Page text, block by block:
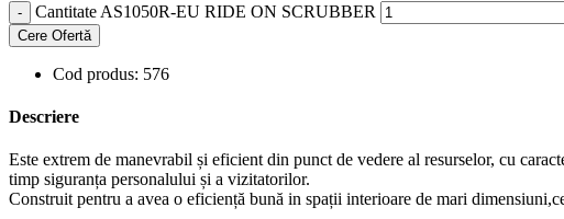
Cantitate AS1050R-EU RIDE ON SCRUBBER
Cere Ofertă
Cod produs: 576
Descriere
Este extrem de manevrabil și eficient din punct de vedere al resurselor, cu
timp siguranța personalului și a vizitatorilor.
Construit pentru a avea o eficiență bună in spații interioare de mari